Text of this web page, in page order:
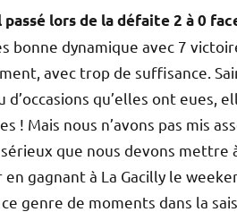
lors de la défaite 2 à 0
bonne dynamique avec 7
avec trop de suffisance.
d’occasions qu’elles ont
! Mais nous n’avons pas mis
que nous devons
gagnant à La Gacilly le
genre de moments dans la